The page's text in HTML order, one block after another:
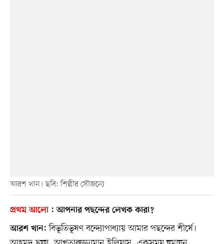
আরশ খান। ছবি: শিল্পীর সৌজন্যে
প্রথম আলো:আপনার পছন্দের লেখক কারা?
আরশ খান:বিভূতিভূষণ বন্দ্যোপাধ্যায় আমার পছন্দের শীর্ষে।